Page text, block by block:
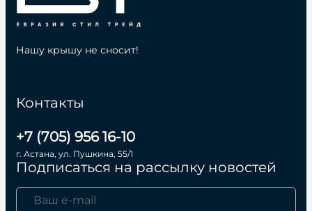
Контакты
+7 (705) 956 16-10
г. Астана, ул. Пушкина, 55/1
Подписаться на рассылку новостей
Нашу крышу не сносит!